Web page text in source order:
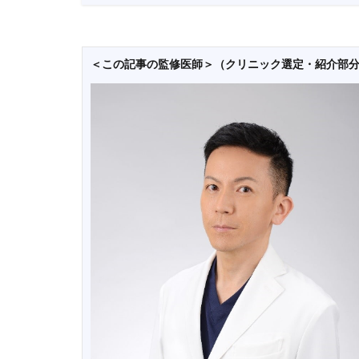
＜この記事の監修医師＞（クリニック選定・紹介部